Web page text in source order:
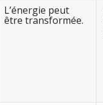
L’énergie peut
être transformée.